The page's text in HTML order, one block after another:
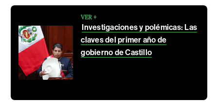
VER +
Investigaciones y polémicas: Las
claves del primer año de
gobierno de Castillo